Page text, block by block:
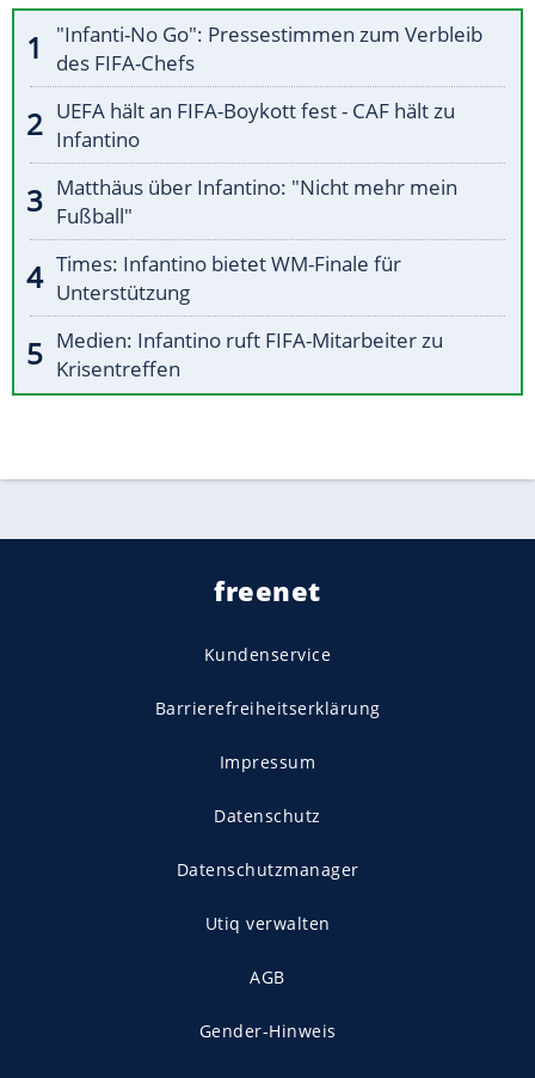
"Infanti-No Go": Pressestimmen zum Verbleib
des FIFA-Chefs
UEFA hält an FIFA-Boykott fest - CAF hält zu
Infantino
Matthäus über Infantino: "Nicht mehr mein
Fußball"
Times: Infantino bietet WM-Finale für
Unterstützung
Medien: Infantino ruft FIFA-Mitarbeiter zu
Krisentreffen
freenet
Kundenservice
Barrierefreiheitserklärung
Impressum
Datenschutz
Datenschutzmanager
Utiq verwalten
AGB
Gender-Hinweis